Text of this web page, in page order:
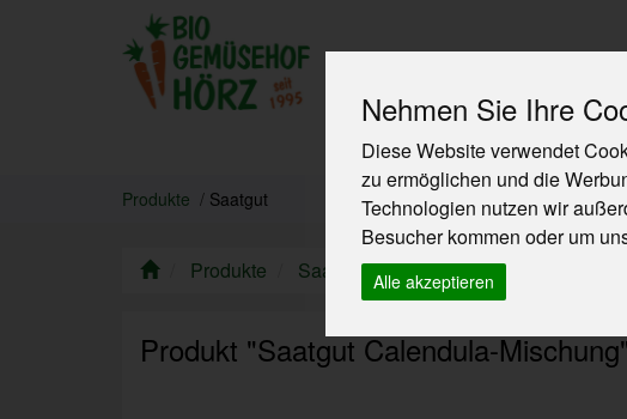
Nehmen Sie Ihre
Diese Website verwendet
zu ermöglichen und die
Technologien nutzen wir
Besucher kommen oder um
Alle akzeptieren
Produkte
Produkte Saatgut
Produkte Saatgut
Produkt "Saatgut Calendula-